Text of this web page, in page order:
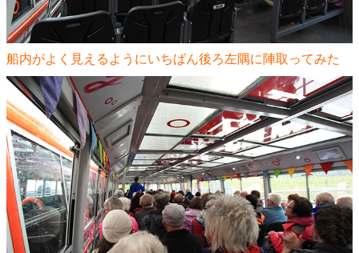
船内がよく見えるようにいちばん後ろ左隅に陣取ってみた